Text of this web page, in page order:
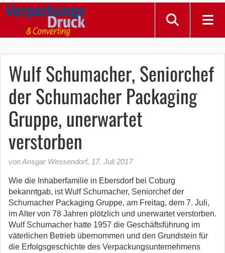
Wulf Schumacher, Seniorchef
der Schumacher Packaging
Gruppe, unerwartet
verstorben
von Ansgar Wessendorf, 17. Juli 2017
Wie die Inhaberfamilie in Ebersdorf bei Coburg
bekanntgab, ist Wulf Schumacher, Seniorchef der
Schumacher Packaging Gruppe, am Freitag, dem 7. Juli,
im Alter von 78 Jahren plötzlich und unerwartet verstorben.
Wulf Schumacher hatte 1957 die Geschäftsführung im
väterlichen Betrieb übernommen und den Grundstein für
die Erfolgsgeschichte des Verpackungsunternehmens